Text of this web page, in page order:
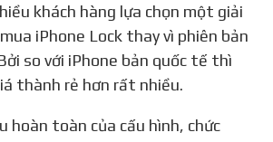
khách hàng lựa chọn một giải
iPhone Lock thay vì phiên bản
so với iPhone bản quốc tế thì
thành rẻ hơn rất nhiều.